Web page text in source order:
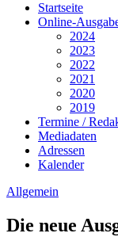
Startseite
Online-
2024
2023
2022
2021
2020
2019
Termine /
Mediadaten
Adressen
Kalender
Allgemein
Die neue